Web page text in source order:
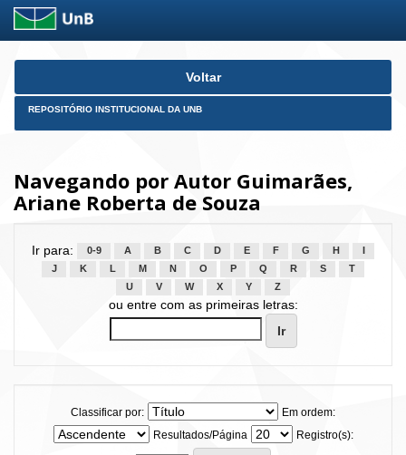
Skip
Voltar
REPOSITÓRIO INSTITUCIONAL DA UNB
Navegando por Autor Guimarães,
Ariane Roberta de Souza
Ir para: 0-9 A B C D E F G H
J
K L M N O P Q R S
T
U
V W X Y Z
ou entre com as primeiras letras:
Classificar por:
Em ordem:
Resultados/Página
Registro(s):